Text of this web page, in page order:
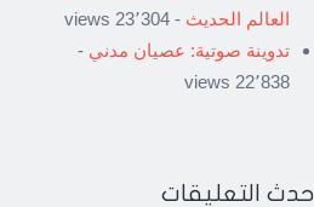
العالم الحديث - 23٬304 views
تدوينة صوتية: عصيان مدني -
22٬838 views
أحدث التعليقات